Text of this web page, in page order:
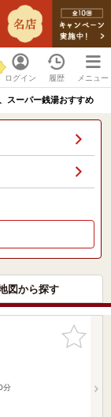
ログイン 履歴 メニュー
スーパー銭湯おすすめ
図から探す
お気に入
りに追加
分